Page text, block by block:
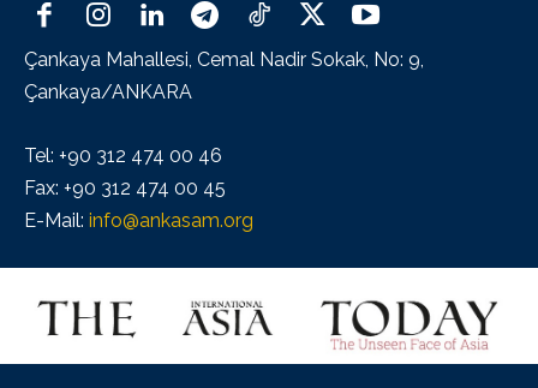
Çankaya Mahallesi, Cemal Nadir Sokak, No: 9,
Çankaya/ANKARA
Tel: +90 312 474 00 46
Fax: +90 312 474 00 45
E-Mail: info@ankasam.org